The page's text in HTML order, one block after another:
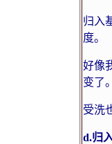
归入
度。
好像
变了。
受洗
d.归